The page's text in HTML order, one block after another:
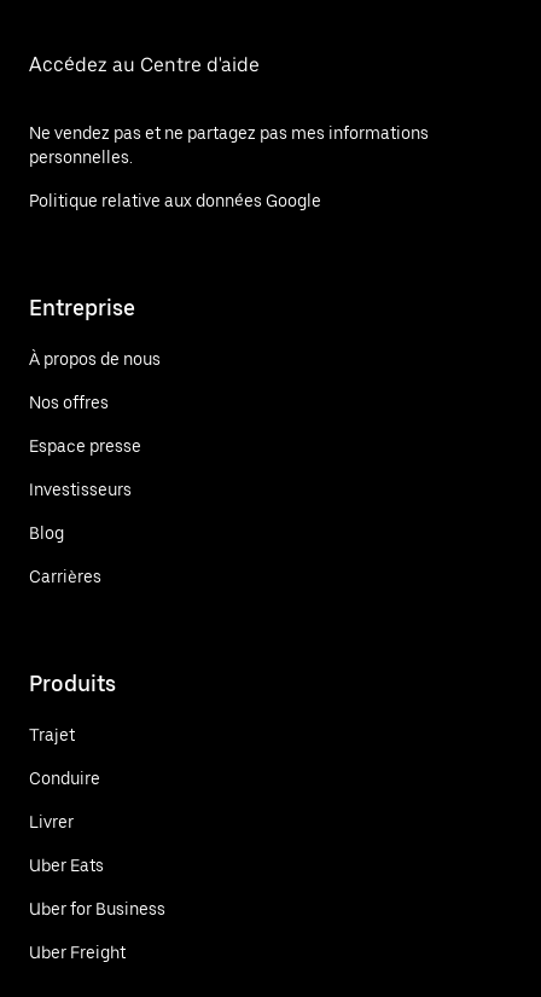
Accédez au Centre d'aide
Ne vendez pas et ne partagez pas mes informations
personnelles.
Politique relative aux données Google
Entreprise
À propos de nous
Nos offres
Espace presse
Investisseurs
Blog
Carrières
Produits
Trajet
Conduire
Livrer
Uber Eats
Uber for Business
Uber Freight